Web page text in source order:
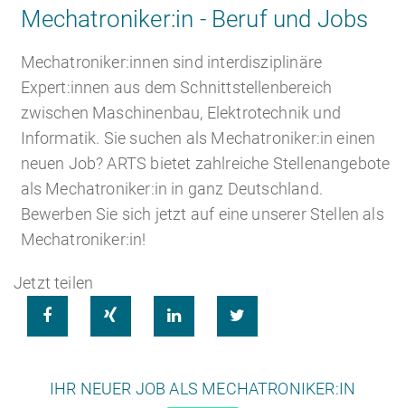
Recruiting as a Service
RPO
Active Sourcing
HR Services
HR Outsourcing
Onboarding
Karriere
Über ARTS
Blog
Mechatroniker:in - Beruf und Jobs
Mechatroniker:innen sind interdisziplinäre
Expert:innen aus dem Schnittstellenbereich
zwischen Maschinenbau, Elektrotechnik und
Informatik. Sie suchen als Mechatroniker:in einen
neuen Job? ARTS bietet zahlreiche Stellenangebote
als Mechatroniker:in in ganz Deutschland.
Bewerben Sie sich jetzt auf eine unserer Stellen als
Mechatroniker:in!
Jetzt teilen
   
IHR NEUER JOB ALS MECHATRONIKER:IN